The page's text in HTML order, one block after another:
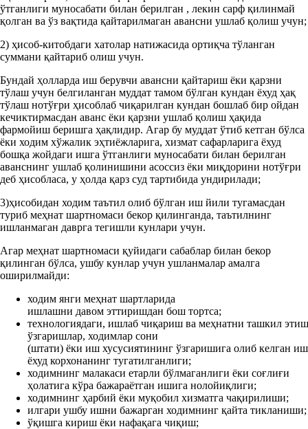
ўтганлиги муносабати билан берилган , лекин сарф қилинмай
қолган ва ўз вақтида қайтарилмаган авансни ушлаб қолиш учун;
2) ҳисоб-китобдаги хатолар натижасида ортиқча тўланган
суммани қайтариб олиш учун.
Бундай ҳолларда иш берувчи авансни қайтариш ёки қарзни
тўлаш учун белгиланган муддат тамом бўлган кундан ёхуд ҳақ
тўлаш нотўғри ҳисоблаб чиқарилган кундан бошлаб бир ойдан
кечиктирмасдан аванс ёки қарзни ушлаб қолиш ҳақида
фармойиш беришга ҳақлидир. Агар бу муддат ўтиб кетган бўлса
ёки ходим хўжалик эҳтиёжларига, хизмат сафарларига ёхуд
бошқа жойдаги ишга ўтганлиги муносабати билан берилган
аванснинг ушлаб қолинишини асоссиз ёки миқдорини нотўғри
деб ҳисобласа, у ҳолда қарз суд тартибида ундирилади;
3)ҳисобидан ходим таътил олиб бўлган иш йили тугамасдан
туриб меҳнат шартномаси бекор қилинганда, таътилнинг
ишланмаган даврга тегишли кунлари учун.
Агар меҳнат шартномаси қуйидаги сабаблар билан бекор
қилинган бўлса, ушбу кунлар учун ушланмалар амалга
оширилмайди:
ходим янги меҳнат шартларида
ишлашни давом эттиришдан бош тортса;
технологиядаги, ишлаб чиқариш ва меҳнатни ташкил
ўзгаришлар, ходимлар сони
(штати) ёки иш хусусиятининг ўзгаришига олиб келган
ёхуд корхонанинг тугатилганлиги;
ходимнинг малакаси етарли бўлмаганлиги ёки соғлиғи
ҳолатига кўра бажараётган ишига нолойиқлиги;
ходимнинг ҳарбий ёки муқобил хизматга чақирилиши;
илгари ушбу ишни бажарган ходимнинг қайта тикланиши;
ўқишга кириш ёки нафақага чиқиш;